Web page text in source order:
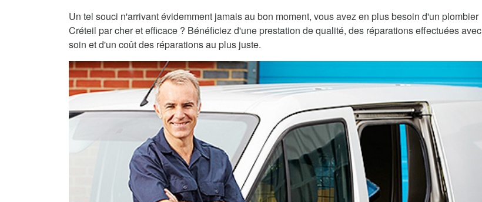
Un tel souci n'arrivant évidemment jamais au bon moment, vous avez en plus besoin d'un plombier
Créteil par cher et efficace ? Bénéficiez d'une prestation de qualité, des réparations effectuées avec
soin et d'un coût des réparations au plus juste.